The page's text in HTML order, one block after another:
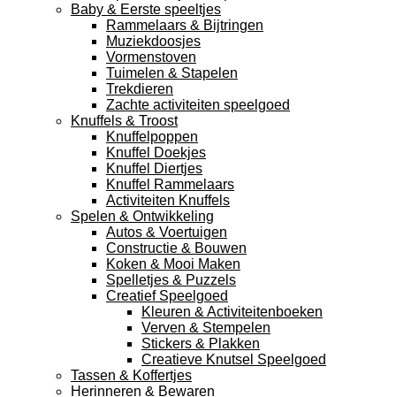
Baby & Eerste speeltjes
Rammelaars & Bijtringen
Muziekdoosjes
Vormenstoven
Tuimelen & Stapelen
Trekdieren
Zachte activiteiten speelgoed
Knuffels & Troost
Knuffelpoppen
Knuffel Doekjes
Knuffel Diertjes
Knuffel Rammelaars
Activiteiten Knuffels
Spelen & Ontwikkeling
Autos & Voertuigen
Constructie & Bouwen
Koken & Mooi Maken
Spelletjes & Puzzels
Creatief Speelgoed
Kleuren & Activiteitenboeken
Verven & Stempelen
Stickers & Plakken
Creatieve Knutsel Speelgoed
Tassen & Koffertjes
Herinneren & Bewaren